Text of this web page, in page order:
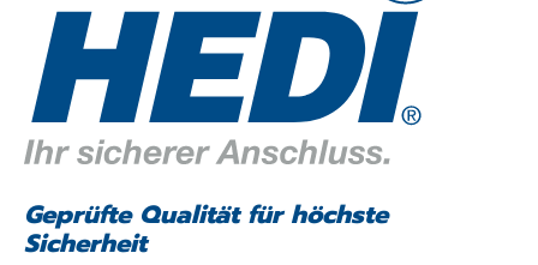
Geprüfte Qualität für höchste
Sicherheit